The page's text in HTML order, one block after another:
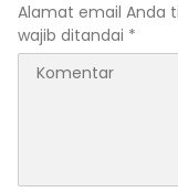
Alamat email Anda
wajib ditandai *